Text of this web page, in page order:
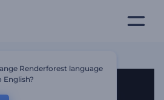
Renderforest language
English?